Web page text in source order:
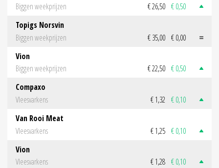
Biggen weekprijzen
€ 26,50 € 0,50
Topigs Norsvin
Biggen weekprijzen
€ 35,00 € 0,00
Vion
Biggen weekprijzen
€ 22,50 € 0,50
Compaxo
Vleesvarkens
€ 1,32 € 0,10
Van Rooi Meat
Vleesvarkens
€ 1,25 € 0,10
Vion
Vleesvarkens
€ 1,28 € 0,10